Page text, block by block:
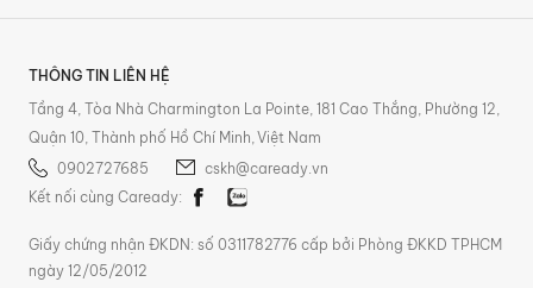
THÔNG TIN LIÊN HỆ
Tầng 4, Tòa Nhà Charmington La Pointe, 181 Cao Thắng, Phường 12,
Quận 10, Thành phố Hồ Chí Minh, Việt Nam
0902727685
cskh@caready.vn
Kết nối cùng Caready:
Giấy chứng nhận ĐKDN: số 0311782776 cấp bởi Phòng ĐKKD TPHCM
ngày 12/05/2012